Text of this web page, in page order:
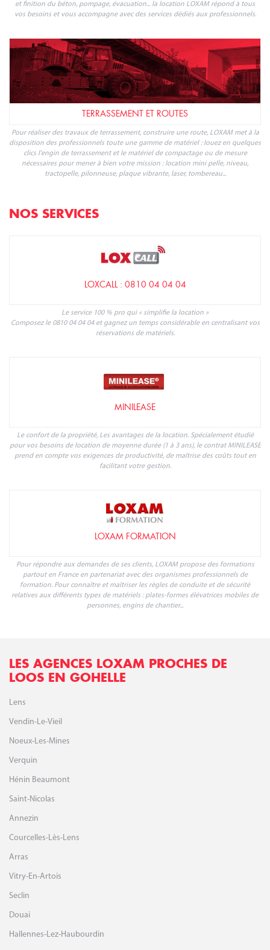
et finition du béton, pompage, évacuation... la location LOXAM répond à tous
vos besoins et vous accompagne avec des services dédiés aux professionnels.
TERRASSEMENT ET ROUTES
Pour réaliser des travaux de terrassement, construire une route, LOXAM met à la
disposition des professionnels toute une gamme de matériel : louez en quelques
clics l'engin de terrassement et le matériel de compactage ou de mesure
nécessaires pour mener à bien votre mission : location mini pelle, niveau,
tractopelle, pilonneuse, plaque vibrante, laser, tombereau...
NOS SERVICES
LOXCALL : 0810 04 04 04
Le service 100 % pro qui « simplifie la location »
Composez le 0810 04 04 04 et gagnez un temps considérable en centralisant vos
réservations de matériels.
MINILEASE
Le confort de la propriété, Les avantages de la location. Spécialement étudié
pour vos besoins de location de moyenne durée (1 à 3 ans), le contrat MINILEASE
prend en compte vos exigences de productivité, de maîtrise des coûts tout en
facilitant votre gestion.
LOXAM FORMATION
Pour répondre aux demandes de ses clients, LOXAM propose des formations
partout en France en partenariat avec des organismes professionnels de
formation. Pour connaître et maîtriser les règles de conduite et de sécurité
relatives aux différents types de matériels : plates-formes élévatrices mobiles de
personnes, engins de chantier...
LES AGENCES LOXAM PROCHES DE
LOOS EN GOHELLE
Lens
Vendin-Le-Vieil
Noeux-Les-Mines
Verquin
Hénin Beaumont
Saint-Nicolas
Annezin
Courcelles-Lès-Lens
Arras
Vitry-En-Artois
Seclin
Douai
Hallennes-Lez-Haubourdin